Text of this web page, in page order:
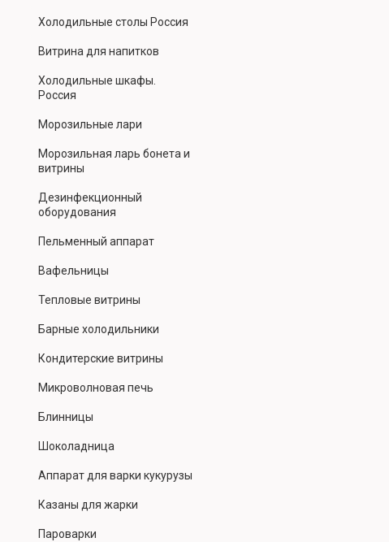
Холодильные столы Россия
Витрина для напитков
Холодильные шкафы.
Россия
Морозильные лари
Морозильная ларь бонета и
витрины
Дезинфекционный
оборудования
Пельменный аппарат
Вафельницы
Тепловые витрины
Барные холодильники
Кондитерские витрины
Микроволновая печь
Блинницы
Шоколадница
Аппарат для варки кукурузы
Казаны для жарки
Пароварки